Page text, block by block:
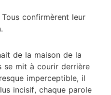
confirmèrent leur
de la maison de la
se mit à courir derrière
imperceptible, il
incisif, chaque parole